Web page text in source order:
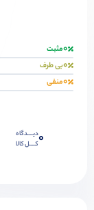
0مثبت
0بی طرف
0منفی
0دیــــدگاه
کــــل کالا